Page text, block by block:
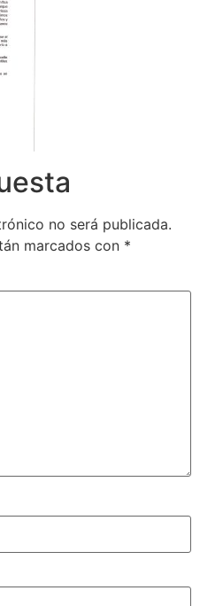
no será publicada.
marcados con *